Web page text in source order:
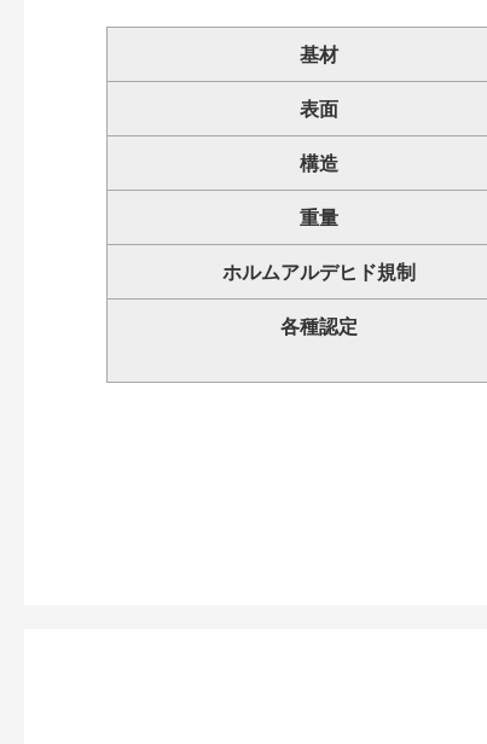
基材
表面
構造
重量
ホルムアルデヒド規制
各種認定